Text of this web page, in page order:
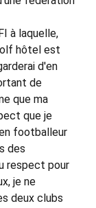
à laquelle,
hôtel est
d'en
de
que ma
que je
footballeur
des
respect pour
je ne
deux clubs